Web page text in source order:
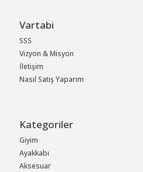
Vartabi
SSS
Vizyon & Misyon
İletişim
Nasıl Satış Yaparım
Kategoriler
Giyim
Ayakkabı
Aksesuar